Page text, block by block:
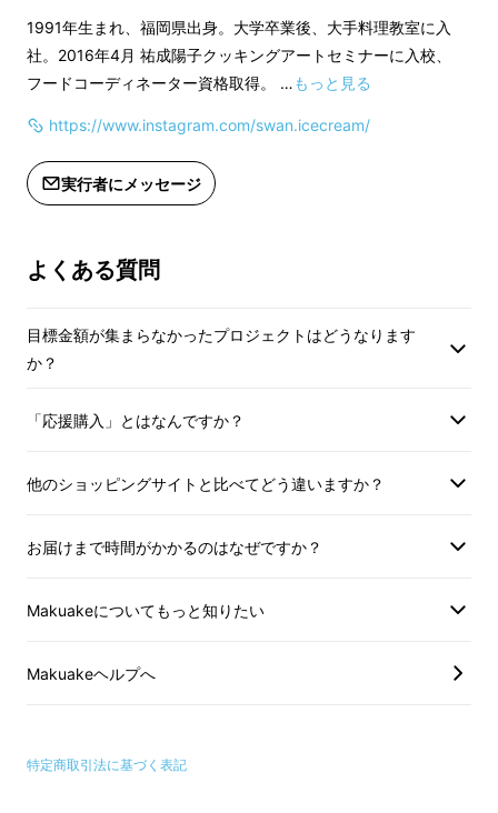
いて、使っている材料はすべて天然由来
由来素材など、身体にも環境にも優しいもの
使用しています。
しっかり美味しいのに、カロリーは通常のアイ
スクリームの15%カットなんです！
※日本食品標準成分表2020年版（八訂）のア
1991年生まれ、福岡県出身。大学卒業後、大手料理教室に入
社。2016年4月 祐成陽子クッキングアートセミナーに入校、
フードコーディネーター資格取得。 …もっと見る
https://www.instagram.com/swan.icecream/
実行者にメッセージ
よくある質問
目標金額が集まらなかったプロジェクトはどうなります
か？
「応援購入」とはなんですか？
他のショッピングサイトと比べてどう違いますか？
お届けまで時間がかかるのはなぜですか？
Makuakeについてもっと知りたい
Makuakeヘルプへ
特定商取引法に基づく表記